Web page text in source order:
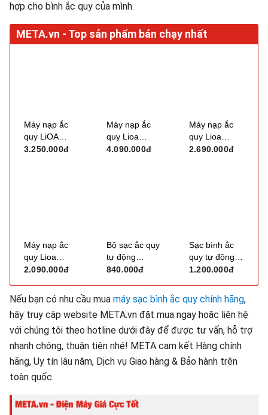
hợp cho bình ắc quy của mình.
Máy nạp ắc
quy LiOA
BC3630 (0-
3.250.000đ
Máy nạp ắc
quy Lioa
BC5030 (0 -
4.090.000đ
Máy nạp ắc
quy Lioa
BC1830 (0 -
2.690.000đ
Máy nạp ắc
quy Lioa
BC1815 (0-
2.090.000đ
Bộ sạc ắc quy
tự động
6V/12V Hans
840.000đ
Sạc bình ắc
quy tự động
Hans A10-
1.200.000đ
Nếu bạn có nhu cầu mua máy sạc bình ắc quy chính hãng,
hãy truy cập website META.vn đặt mua ngay hoặc liên hệ
với chúng tôi theo hotline dưới đây để được tư vấn, hỗ trợ
nhanh chóng, thuận tiện nhé! META cam kết Hàng chính
hãng, Uy tín lâu năm, Dịch vụ Giao hàng & Bảo hành trên
toàn quốc.